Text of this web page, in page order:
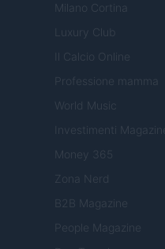
Milano Cortina
Luxury Club
Il Calcio Online
Professione mamma
World Music
Investimenti Magazine
Money 365
Zona Nerd
B2B Magazine
People Magazine